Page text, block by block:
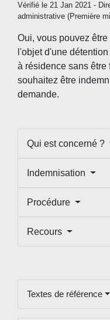
Vérifié le 21 Jan 2021 -
administrative (Première
Oui, vous pouvez
l'objet d'une
à résidence sans
souhaitez être
demande.
Qui est concerné ?
Indemnisation
Procédure
Recours
Textes de référence